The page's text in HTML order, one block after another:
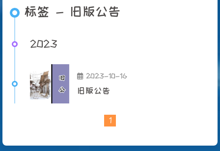
标签 - 旧版公告
2023
2023-10-16
旧版公告
1